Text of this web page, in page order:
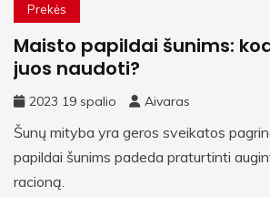
Prekės
Maisto papildai šunims:
juos naudoti?
2023 19 spalio Aivaras
Šunų mityba yra geros sveikatos
papildai šunims padeda praturtinti
racioną.